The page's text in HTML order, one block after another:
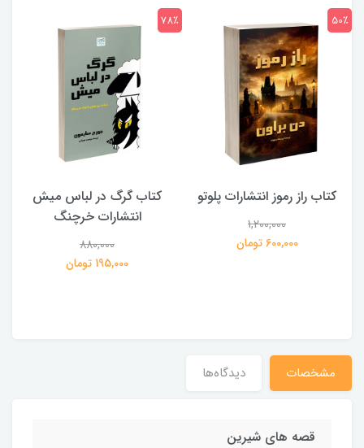
کتاب راز رموز انتشارات پلوتو
1,200,000
600,000 تومان
50٪
کتاب گرگ در لباس میش
انتشارات خرچنگ
880,000
195,000 تومان
78٪
مشخصات دیدگاه‌ها
قصه های شیرین